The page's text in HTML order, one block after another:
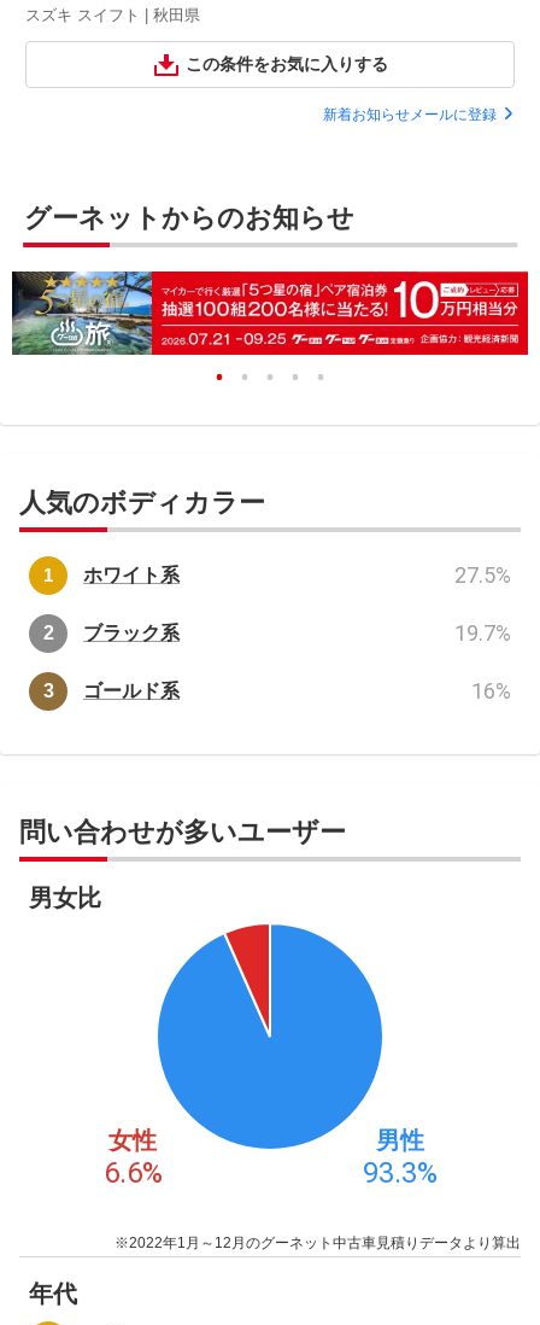
スズキ スイフト | 秋田県
この条件をお気に入りする
新着お知らせメールに登録
グーネットからのお知らせ
人気のボディカラー
ホワイト系 27.5%
ブラック系 19.7%
ゴールド系 16%
問い合わせが多いユーザー
男女比
女性
6.6%
男性
93.3%
※2022年1月～12月のグーネット中古車見積りデータより算出
年代